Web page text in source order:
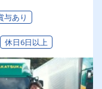
与あり
休日6日以上